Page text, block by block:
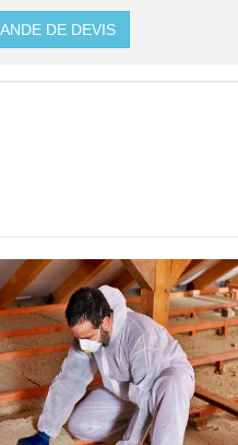
DE DEVIS